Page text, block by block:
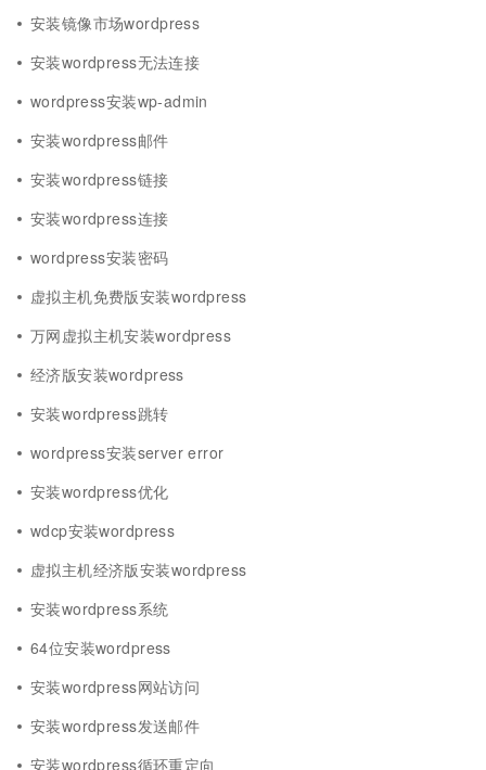
安装镜像市场wordpress
安装wordpress无法连接
wordpress安装wp-admin
安装wordpress邮件
安装wordpress链接
安装wordpress连接
wordpress安装密码
虚拟主机免费版安装wordpress
万网虚拟主机安装wordpress
经济版安装wordpress
安装wordpress跳转
wordpress安装server error
安装wordpress优化
wdcp安装wordpress
虚拟主机经济版安装wordpress
安装wordpress系统
64位安装wordpress
安装wordpress网站访问
安装wordpress发送邮件
安装wordpress循环重定向